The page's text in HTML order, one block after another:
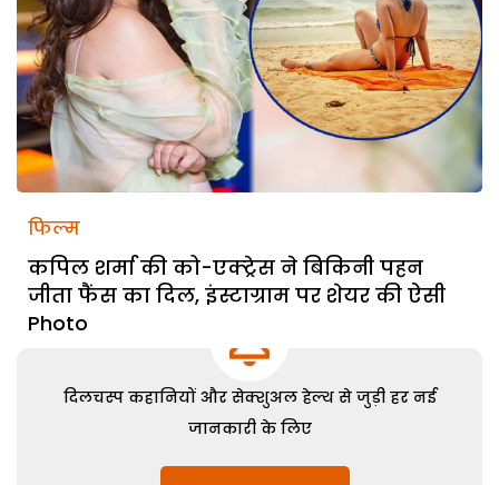
फिल्म
कपिल शर्मा की को-एक्ट्रेस ने बिकिनी पहन
जीता फैंस का दिल, इंस्टाग्राम पर शेयर की ऐसी
Photo
दिलचस्प कहानियों और सेक्शुअल हेल्थ से जुड़ी हर नई
जानकारी के लिए